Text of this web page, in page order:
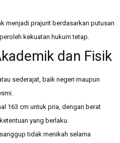
menjadi prajurit berdasarkan putusan
kekuatan hukum tetap.
dan Fisik
sederajat, baik negeri maupun
163 cm untuk pria, dengan berat
yang berlaku.
tidak menikah selama